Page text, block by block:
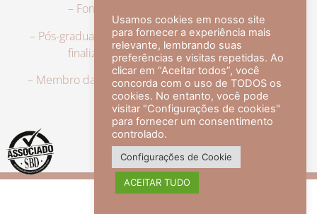
– Formação em Medicina pela UFRJ.
– Pós-graduação em Dermatologia pela UFRJ, tendo
finalizado a especialização em 2007.
– Membro da Sociedade Brasileira de Dermatologia,
com título de especialista.
veja mais +
Usamos cookies em nosso site
para fornecer a experiência mais
relevante, lembrando suas
preferências e visitas repetidas. Ao
clicar em “Aceitar todos”, você
concorda com o uso de TODOS os
cookies. No entanto, você pode
visitar "Configurações de cookies"
para fornecer um consentimento
controlado.
Configurações de Cookie
ACEITAR TUDO